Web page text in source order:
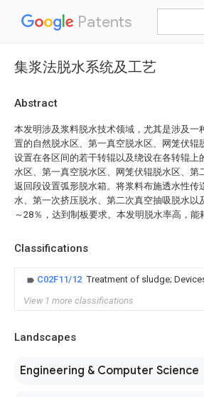
Patents
集浆法脱水系统及工艺
Abstract
本发明涉及浆料脱水技术领域，尤其是涉及
置的自然脱水区、第一真空脱水区、网笼伏
设置在各区间的若干转辊以及绕设在各转辊
水区、第一真空脱水区、网笼伏辊脱水区、
返回段设置弧形脱水箱。将浆料布施透水性
水、第一次挤压脱水、第二次真空抽吸脱水
～28％，达到制板要求。本发明脱水率高，能
Classifications
C02F11/12 Treatment of sludge;
View 1 more classifications
Landscapes
Engineering & Computer Science